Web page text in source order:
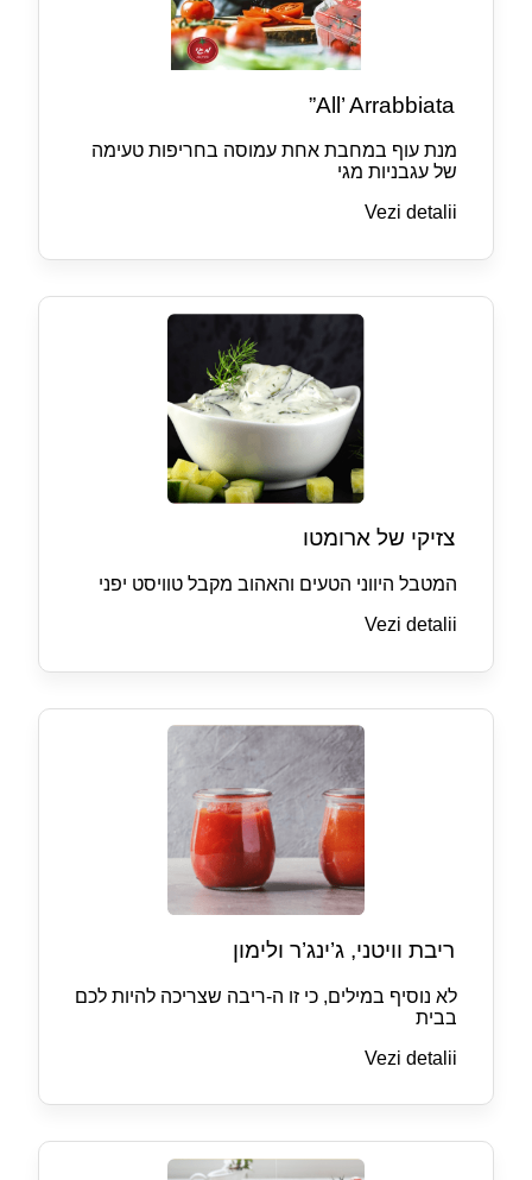
All’ Arrabbiata”
מנת עוף במחבת אחת עמוסה בחריפות טעימה
של עגבניות מגי
Vezi detalii
צזיקי של ארומטו
המטבל היווני הטעים והאהוב מקבל טוויסט יפני
Vezi detalii
ריבת וויטני, ג’ינג’ר ולימון
לא נוסיף במילים, כי זו ה-ריבה שצריכה להיות לכם
בבית
Vezi detalii